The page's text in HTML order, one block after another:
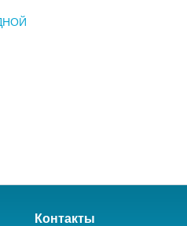
Контакты